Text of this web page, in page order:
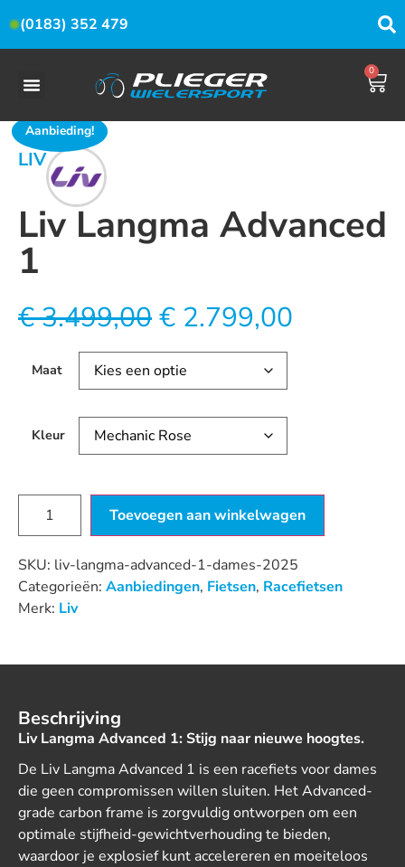
(0183) 352 479
0
Aanbieding!
LIV
Liv Langma Advanced
1
€3.499,00€ 2.799,00
Maat
Kleur
Toevoegen aan winkelwagen
SKU: liv-langma-advanced-1-dames-2025
Categorieën: Aanbiedingen, Fietsen, Racefietsen
Merk: Liv
Beschrijving
Liv Langma Advanced 1: Stijg naar nieuwe hoogtes.
De Liv Langma Advanced 1 is een racefiets voor dames
die geen compromissen willen sluiten. Het Advanced-
grade carbon frame is zorgvuldig ontworpen om een
optimale stijfheid-gewichtverhouding te bieden,
waardoor je explosief kunt accelereren en moeiteloos